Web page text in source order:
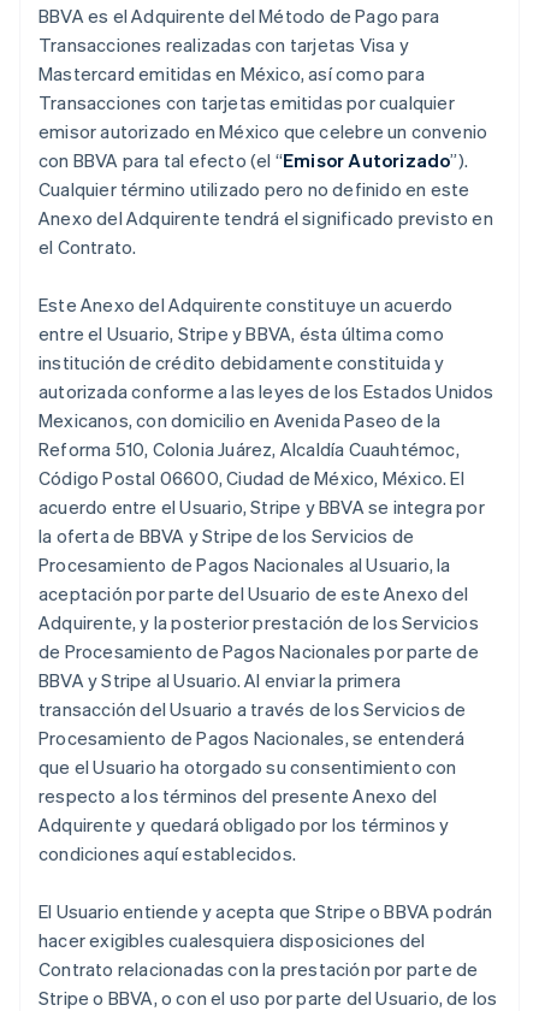
BBVA es el Adquirente del Método de Pago para
Transacciones realizadas con tarjetas Visa y
Mastercard emitidas en México, así como para
Transacciones con tarjetas emitidas por cualquier
emisor autorizado en México que celebre un convenio
con BBVA para tal efecto (el “Emisor Autorizado”).
Cualquier término utilizado pero no definido en este
Anexo del Adquirente tendrá el significado previsto en
el Contrato.
Este Anexo del Adquirente constituye un acuerdo
entre el Usuario, Stripe y BBVA, ésta última como
institución de crédito debidamente constituida y
autorizada conforme a las leyes de los Estados Unidos
Mexicanos, con domicilio en Avenida Paseo de la
Reforma 510, Colonia Juárez, Alcaldía Cuauhtémoc,
Código Postal 06600, Ciudad de México, México. El
acuerdo entre el Usuario, Stripe y BBVA se integra por
la oferta de BBVA y Stripe de los Servicios de
Procesamiento de Pagos Nacionales al Usuario, la
aceptación por parte del Usuario de este Anexo del
Adquirente, y la posterior prestación de los Servicios
de Procesamiento de Pagos Nacionales por parte de
BBVA y Stripe al Usuario. Al enviar la primera
transacción del Usuario a través de los Servicios de
Procesamiento de Pagos Nacionales, se entenderá
que el Usuario ha otorgado su consentimiento con
respecto a los términos del presente Anexo del
Adquirente y quedará obligado por los términos y
condiciones aquí establecidos.
El Usuario entiende y acepta que Stripe o BBVA podrán
hacer exigibles cualesquiera disposiciones del
Contrato relacionadas con la prestación por parte de
Stripe o BBVA, o con el uso por parte del Usuario, de los